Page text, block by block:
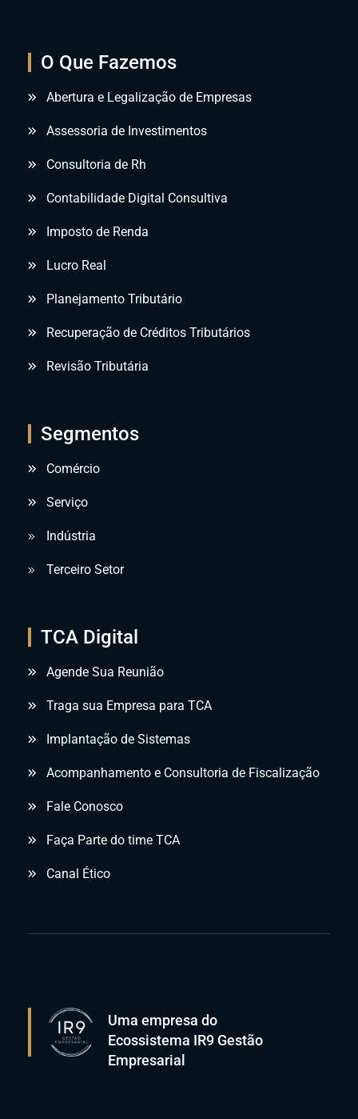
O Que Fazemos
Abertura e Legalização de Empresas
Assessoria de Investimentos
Consultoria de Rh
Contabilidade Digital Consultiva
Imposto de Renda
Lucro Real
Planejamento Tributário
Recuperação de Créditos Tributários
Revisão Tributária
Segmentos
Comércio
Serviço
Indústria
Terceiro Setor
TCA Digital
Agende Sua Reunião
Traga sua Empresa para TCA
Implantação de Sistemas
Acompanhamento e Consultoria de Fiscalização
Fale Conosco
Faça Parte do time TCA
Canal Ético
Uma empresa do
Ecossistema IR9 Gestão
Empresarial